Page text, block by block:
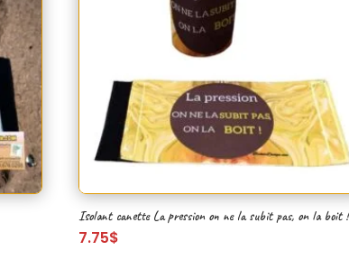
Isolant canette La pression on ne la subit pas, on la boit !
7.75$